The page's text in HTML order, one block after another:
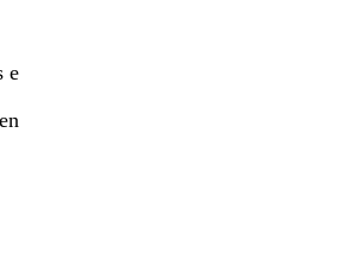
e